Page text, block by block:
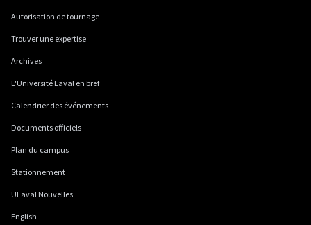
Autorisation de tournage
Trouver une expertise
Archives
L'Université Laval en bref
Calendrier des événements
Documents officiels
Plan du campus
Stationnement
ULaval Nouvelles
English